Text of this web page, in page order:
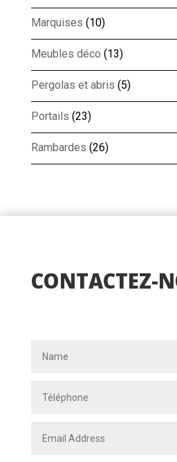
Marquises (10)
Meubles déco (13)
Pergolas et abris (5)
Portails (23)
Rambardes (26)
CONTACTEZ-